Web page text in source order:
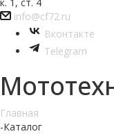
info@cf72.ru
Вконтакте
Telegram
Главная
-Каталог